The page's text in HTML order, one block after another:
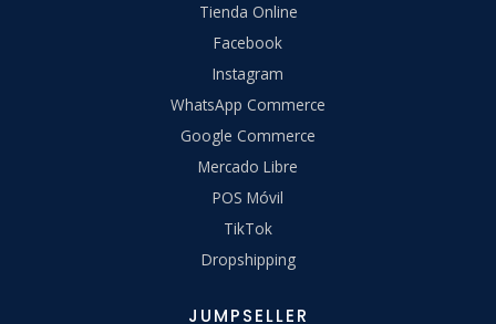
Tienda Online
Facebook
Instagram
WhatsApp Commerce
Google Commerce
Mercado Libre
POS Móvil
TikTok
Dropshipping
JUMPSELLER